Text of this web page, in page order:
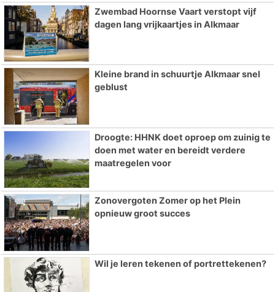
Zwembad Hoornse Vaart verstopt vijf
dagen lang vrijkaartjes in Alkmaar
Kleine brand in schuurtje Alkmaar snel
geblust
Droogte: HHNK doet oproep om zuinig te
doen met water en bereidt verdere
maatregelen voor
Zonovergoten Zomer op het Plein
opnieuw groot succes
Wil je leren tekenen of portrettekenen?